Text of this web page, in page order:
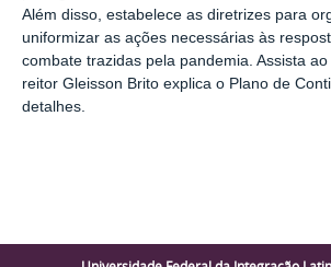
Além disso, estabelece as diretrizes para
uniformizar as ações necessárias às
combate trazidas pela pandemia. Assista ao
reitor Gleisson Brito explica o Plano de
detalhes.